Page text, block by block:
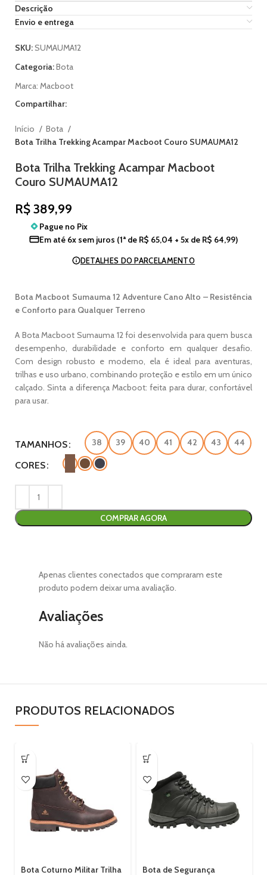
Descrição
Envio e entrega
SKU:SUMAUMA12
Categoria:Bota
Marca: Macboot
Compartilhar:
Início
Bota
Bota Trilha Trekking Acampar Macboot Couro SUMAUMA12
Bota Trilha Trekking Acampar Macboot
Couro SUMAUMA12
R$389,99
Pague no Pix
Em até 6x sem juros (1ª de R$ 65,04 + 5x de R$ 64,99)
DETALHES DO PARCELAMENTO
Bota Macboot Sumauma 12 Adventure Cano Alto – Resistência
e Conforto para Qualquer Terreno
A Bota Macboot Sumauma 12 foi desenvolvida para quem busca
desempenho, durabilidade e conforto em qualquer desafio.
Com design robusto e moderno, ela é ideal para aventuras,
trilhas e uso urbano, combinando proteção e estilo em um único
calçado. Sinta a diferença Macboot: feita para durar, confortável
para usar.
TAMANHOS 38 39 40 41 42 43 44
CORES
COMPRAR AGORA
Avaliações
Não há avaliações ainda.
Apenas clientes conectados que compraram este
produto podem deixar uma avaliação.
PRODUTOS RELACIONADOS
Bota Coturno Militar Trilha Bota de Segurança